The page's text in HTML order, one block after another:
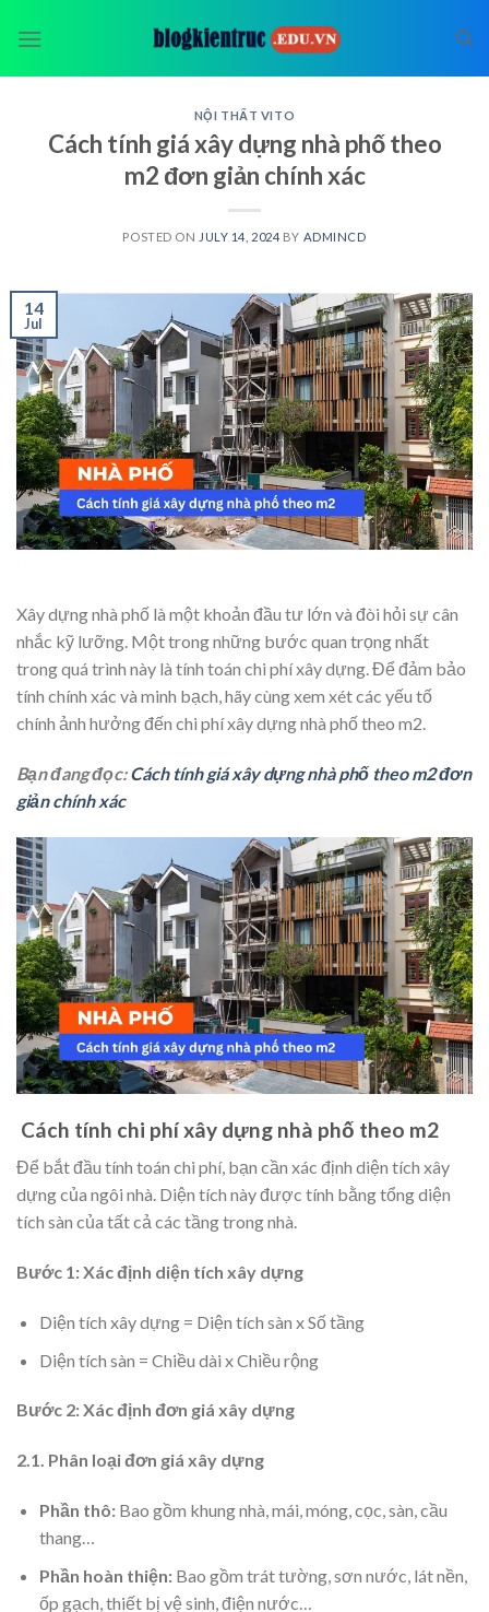
NỘI THẤT VITO
Cách tính giá xây dựng nhà phố theo
m2 đơn giản chính xác
POSTED ON JULY 14, 2024 BY ADMINCD
14
Jul
Xây dựng nhà phố là một khoản đầu tư lớn và đòi hỏi sự cân
nhắc kỹ lưỡng. Một trong những bước quan trọng nhất
trong quá trình này là tính toán chi phí xây dựng. Để đảm bảo
tính chính xác và minh bạch, hãy cùng xem xét các yếu tố
chính ảnh hưởng đến chi phí xây dựng nhà phố theo m2.
Bạn đang đọc:Cách tính giá xây dựng nhà phố theo m2 đơn
giản chính xác
Cách tính chi phí xây dựng nhà phố theo m2
Để bắt đầu tính toán chi phí, bạn cần xác định diện tích xây
dựng của ngôi nhà. Diện tích này được tính bằng tổng diện
tích sàn của tất cả các tầng trong nhà.
Bước 1: Xác định diện tích xây dựng
Diện tích xây dựng = Diện tích sàn x Số tầng
Diện tích sàn = Chiều dài x Chiều rộng
Bước 2: Xác định đơn giá xây dựng
2.1. Phân loại đơn giá xây dựng
Phần thô:Bao gồm khung nhà, mái, móng, cọc, sàn, cầu
thang…
Phần hoàn thiện:Bao gồm trát tường, sơn nước, lát nền,
ốp gạch, thiết bị vệ sinh, điện nước…